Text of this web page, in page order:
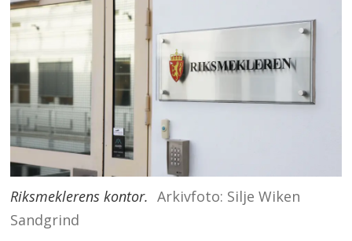
Riksmeklerens kontor. Arkivfoto: Silje Wiken
Sandgrind